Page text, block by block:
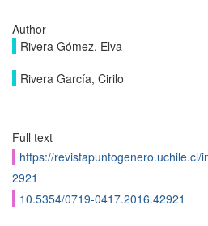
Author
Rivera Gómez, Elva
Rivera García, Cirilo
Full text
https://revistapuntogenero.uchile.cl/
2921
10.5354/0719-0417.2016.42921